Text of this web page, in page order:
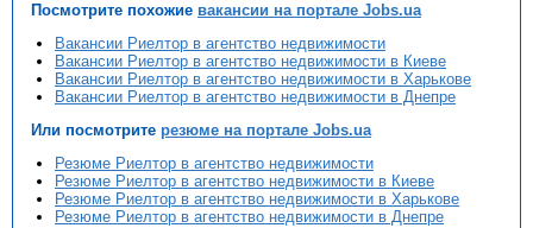
Посмотрите похожие вакансии на портале Jobs.ua
Вакансии Риелтор в агентство недвижимости
Вакансии Риелтор в агентство недвижимости в Киеве
Вакансии Риелтор в агентство недвижимости в Харькове
Вакансии Риелтор в агентство недвижимости в Днепре
Или посмотрите резюме на портале Jobs.ua
Резюме Риелтор в агентство недвижимости
Резюме Риелтор в агентство недвижимости в Киеве
Резюме Риелтор в агентство недвижимости в Харькове
Резюме Риелтор в агентство недвижимости в Днепре